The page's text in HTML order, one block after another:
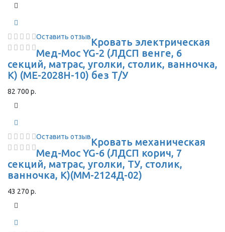
Оставить отзывКровать электрическая
Мед-Мос YG-2 (ЛДСП венге, 6
секций, матрас, уголки, столик, ванночка,
К) (МЕ-2028Н-10) без Т/У
82 700 р.
Оставить отзывКровать механическая
Мед-Мос YG-6 (ЛДСП корич, 7
секций, матрас, уголки, ТУ, столик,
ванночка, К)(MM-2124Д-02)
43 270 р.